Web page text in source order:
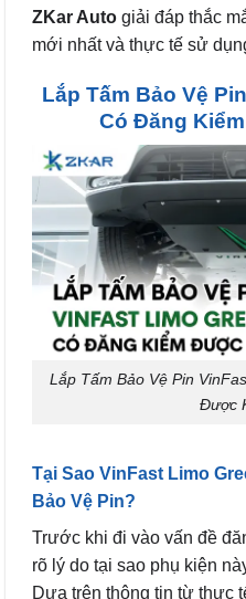
ZKar Auto giải đáp thắc
mới nhất và thực tế sử
Lắp Tấm Bảo Vệ
Có Đăng
Lắp Tấm Bảo Vệ Pin
Được
Tại Sao VinFast Limo
Bảo Vệ Pin?
Trước khi đi vào vấn đề
rõ lý do tại sao phụ kiện
Dựa trên thông tin từ thực